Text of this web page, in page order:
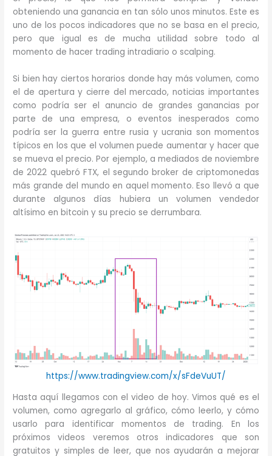
obteniendo una ganancia en tan sólo unos minutos. Este es
uno de los pocos indicadores que no se basa en el precio,
pero que igual es de mucha utilidad sobre todo al
momento de hacer trading intradiario o scalping.
Si bien hay ciertos horarios donde hay más volumen, como
el de apertura y cierre del mercado, noticias importantes
como podría ser el anuncio de grandes ganancias por
parte de una empresa, o eventos inesperados como
podría ser la guerra entre rusia y ucrania son momentos
típicos en los que el volumen puede aumentar y hacer que
se mueva el precio. Por ejemplo, a mediados de noviembre
de 2022 quebró FTX, el segundo broker de criptomonedas
más grande del mundo en aquel momento. Eso llevó a que
durante algunos días hubiera un volumen vendedor
altísimo en bitcoin y su precio se derrumbara.
https://www.tradingview.com/x/sFdeVuUT/
Hasta aquí llegamos con el video de hoy. Vimos qué es el
volumen, como agregarlo al gráfico, cómo leerlo, y cómo
usarlo para identificar momentos de trading. En los
próximos videos veremos otros indicadores que son
gratuitos y simples de leer, que nos ayudarán a mejorar